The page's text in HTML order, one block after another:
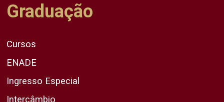
Graduação
Cursos
ENADE
Ingresso Especial
Intercâmbio